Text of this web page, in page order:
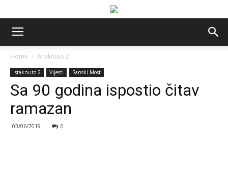
Home Istaknuto 2
Istaknuto 2 Vijesti Sanski Most
Sa 90 godina ispostio čitav
ramazan
03/06/2019 0